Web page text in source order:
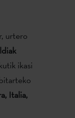
urtero
ikasi
Italia,